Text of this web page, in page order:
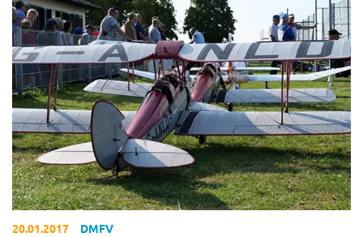
20.01.2017 DMFV